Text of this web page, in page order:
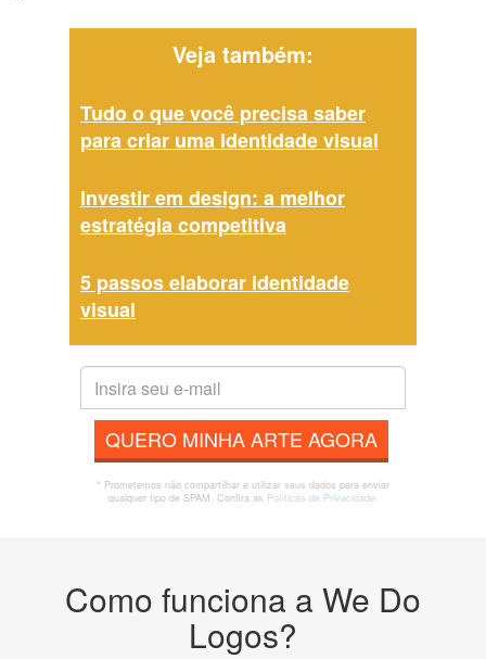
Veja também:
Tudo o que você precisa saber
para criar uma identidade visual
Investir em design: a melhor
estratégia competitiva
5 passos elaborar identidade
visual
QUERO MINHA ARTE AGORA
* Prometemos não compartilhar e utilizar seus dados para enviar
qualquer tipo de SPAM. Confira as Políticas de Privacidade.
Como funciona a We Do
Logos?